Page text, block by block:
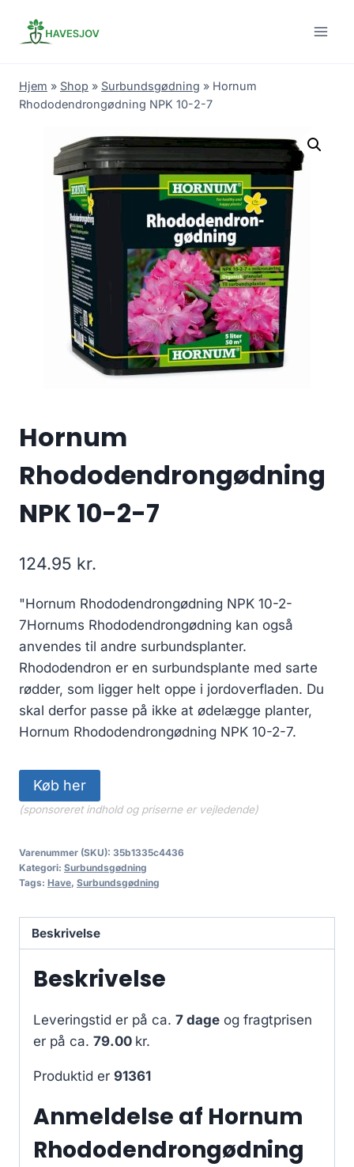
Hjem » Shop » Surbundsgødning » Hornum
Rhododendrongødning NPK 10-2-7
Hornum
Rhododendrongødning
NPK 10-2-7
124.95 kr.
"Hornum Rhododendrongødning NPK 10-2-
7Hornums Rhododendrongødning kan også
anvendes til andre surbundsplanter.
Rhododendron er en surbundsplante med sarte
rødder, som ligger helt oppe i jordoverfladen. Du
skal derfor passe på ikke at ødelægge planter,
Hornum Rhododendrongødning NPK 10-2-7.
Køb her
(sponsoreret indhold og priserne er vejledende)
Varenummer (SKU): 35b1335c4436
Kategori: Surbundsgødning
Tags: Have, Surbundsgødning
Beskrivelse
Beskrivelse
Leveringstid er på ca. 7 dage og fragtprisen
er på ca. 79.00 kr.
Produktid er 91361
Anmeldelse af Hornum
Rhododendrongødning